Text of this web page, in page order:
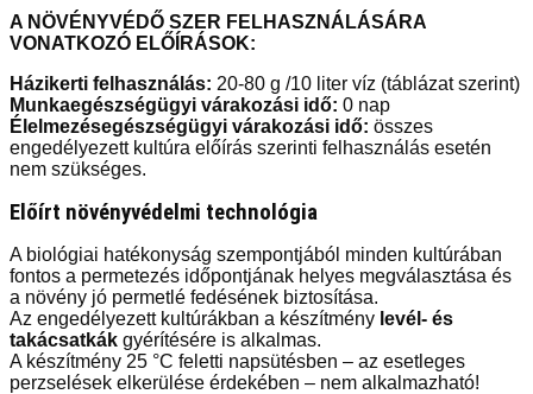
A NÖVÉNYVÉDŐ SZER FELHASZNÁLÁSÁRA
VONATKOZÓ ELŐÍRÁSOK:
Házikerti felhasználás: 20-80 g /10 liter víz (táblázat szerint)
Munkaegészségügyi várakozási idő: 0 nap
Élelmezésegészségügyi várakozási idő: összes
engedélyezett kultúra előírás szerinti felhasználás esetén
nem szükséges.
Előírt növényvédelmi technológia
A biológiai hatékonyság szempontjából minden kultúrában
fontos a permetezés időpontjának helyes megválasztása és
a növény jó permetlé fedésének biztosítása.
Az engedélyezett kultúrákban a készítmény levél- és
takácsatkák gyérítésére is alkalmas.
A készítmény 25 °C feletti napsütésben – az esetleges
perzselések elkerülése érdekében – nem alkalmazható!